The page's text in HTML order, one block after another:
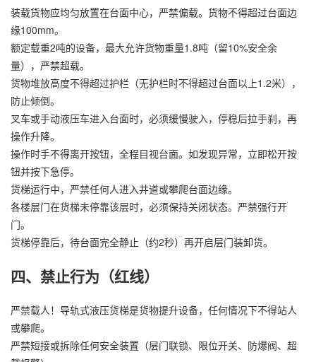
装载货物应均匀放置在台面中心，严禁偏载。货物不得超过台面边
缘100mm。
额定载重2吨的设备，最大允许货物重量1.8吨（留10%安全余
量），严禁超载。
货物堆放高度不得超过护栏（无护栏时不得超过台面以上1.2米），
防止倾倒。
叉车或手动液压车进入台面时，必须缓慢驶入，停稳后拉手刹，再
操作升降。
操作时手不得离开按钮，全程目视台面。如发现异常，立即松开按
钮并按下急停。
货梯运行中，严禁任何人进入井道或攀爬台面边缘。
各楼层门在货梯未停靠该层时，必须保持关闭状态。严禁强行开
门。
货梯停靠后，待台面完全静止（约2秒）再开启层门装卸货。
四、禁止行为（红线）
严禁载人！导轨式液压货梯是货物提升设备，任何情况下不得站人
或攀爬。
严禁短接或拆除任何安全装置（层门联锁、限位开关、防爆阀、超